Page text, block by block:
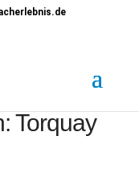
Torquay